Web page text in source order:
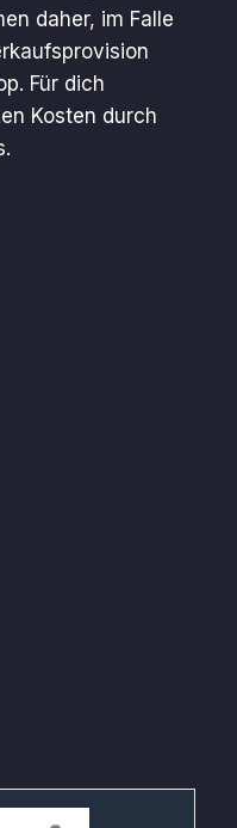
daher, im Falle
Für dich
Kosten durch